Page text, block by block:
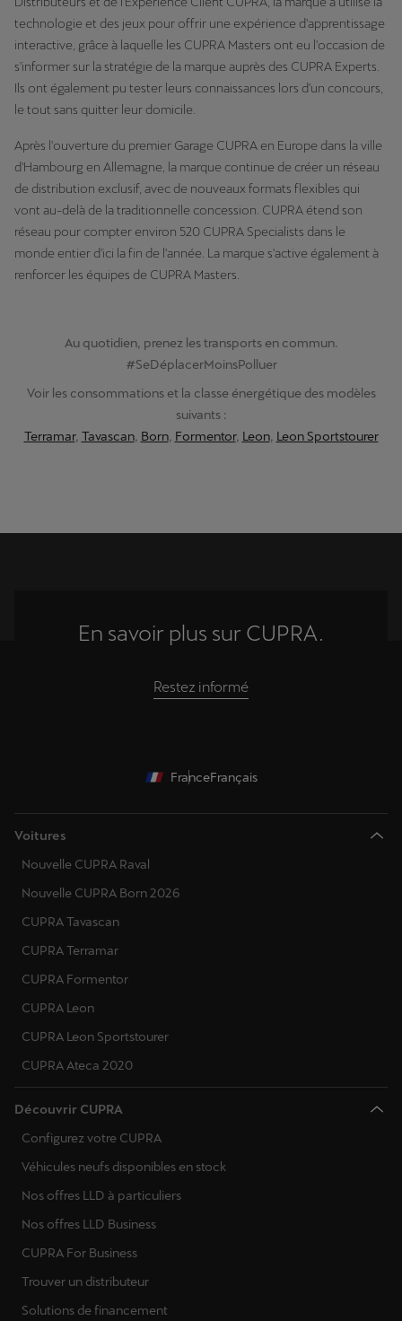
technologie et des jeux pour offrir une expérience d'apprentissage
interactive, grâce à laquelle les CUPRA Masters ont eu l'occasion de
s'informer sur la stratégie de la marque auprès des CUPRA Experts.
Ils ont également pu tester leurs connaissances lors d'un concours,
le tout sans quitter leur domicile.
Après l'ouverture du premier Garage CUPRA en Europe dans la ville
d'Hambourg en Allemagne, la marque continue de créer un réseau
de distribution exclusif, avec de nouveaux formats flexibles qui
vont au-delà de la traditionnelle concession. CUPRA étend son
réseau pour compter environ 520 CUPRA Specialists dans le
monde entier d'ici la fin de l'année. La marque s'active également à
renforcer les équipes de CUPRA Masters.
Au quotidien, prenez les transports en commun.
#SeDéplacerMoinsPolluer
Voir les consommations et la classe énergétique des modèles
suivants :
Terramar, Tavascan, Born, Formentor, Leon, Leon Sportstourer
En savoir plus sur CUPRA.
Restez informé
FranceFrançais
Voitures
Nouvelle CUPRA Raval
Nouvelle CUPRA Born 2026
CUPRA Tavascan
CUPRA Terramar
CUPRA Formentor
CUPRA Leon
CUPRA Leon Sportstourer
CUPRA Ateca 2020
Découvrir CUPRA
Configurez votre CUPRA
Véhicules neufs disponibles en stock
Nos offres LLD à particuliers
Nos offres LLD Business
CUPRA For Business
Trouver un distributeur
Solutions de financement